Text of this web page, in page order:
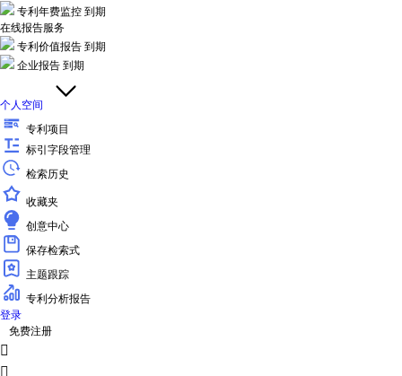
专利年费监控 到期
在线报告服务
专利价值报告 到期
企业报告 到期
个人空间
专利项目
标引字段管理
检索历史
收藏夹
创意中心
保存检索式
主题跟踪
专利分析报告
登录
免费注册

